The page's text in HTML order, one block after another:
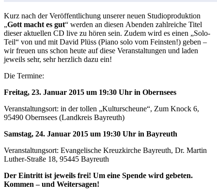
Kurz nach der Veröffentlichung unserer neuen Studioproduktion
„Gott macht es gut“ werden an diesen Abenden zahlreiche Titel
dieser aktuellen CD live zu hören sein. Zudem wird es einen „Solo-
Teil“ von und mit David Plüss (Piano solo vom Feinsten!) geben –
wir freuen uns schon heute auf diese Veranstaltungen und laden
jeweils sehr, sehr herzlich dazu ein!
Die Termine:
Freitag, 23. Januar 2015 um 19:30 Uhr in Obernsees
Veranstaltungsort: in der tollen „Kulturscheune“, Zum Knock 6,
95490 Obernsees (Landkreis Bayreuth)
Samstag, 24. Januar 2015 um 19:30 Uhr in Bayreuth
Veranstaltungsort: Evangelische Kreuzkirche Bayreuth, Dr. Martin
Luther-Straße 18, 95445 Bayreuth
Der Eintritt ist jeweils frei! Um eine Spende wird gebeten.
Kommen – und Weitersagen!